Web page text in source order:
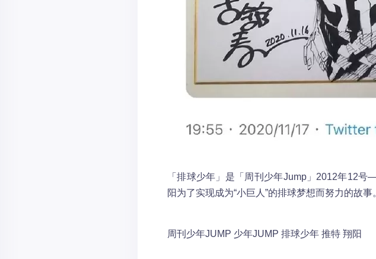
「排球少年」是「周刊少年Jump」2012年12
阳为了实现成为“小巨人”的排球梦想而努力的故事
周刊少年JUMP 少年JUMP 排球少年 推特 翔阳